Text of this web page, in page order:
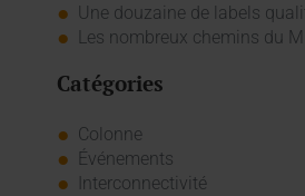
Une douzaine de labels
Les nombreux chemins du
Catégories
Colonne
Événements
Interconnectivité